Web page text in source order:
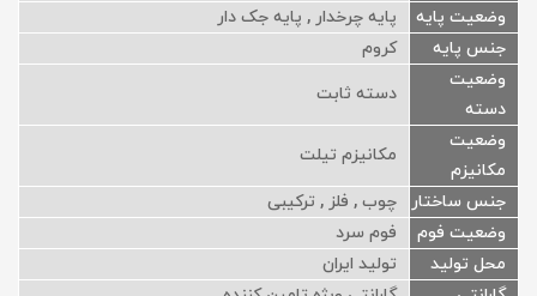
وضعیت پایه
پایه چرخدار , پایه جک دار
جنس پایه
کروم
وضعیت
دسته
دسته ثابت
وضعیت
مکانیزم
مکانیزم تیلت
جنس ساختار
چوب , فلز , ترکیبی
وضعیت فوم
فوم سرد
محل تولید
تولید ایران